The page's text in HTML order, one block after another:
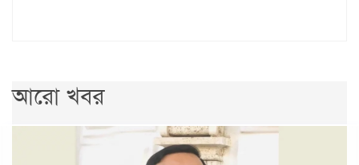
আরো খবর